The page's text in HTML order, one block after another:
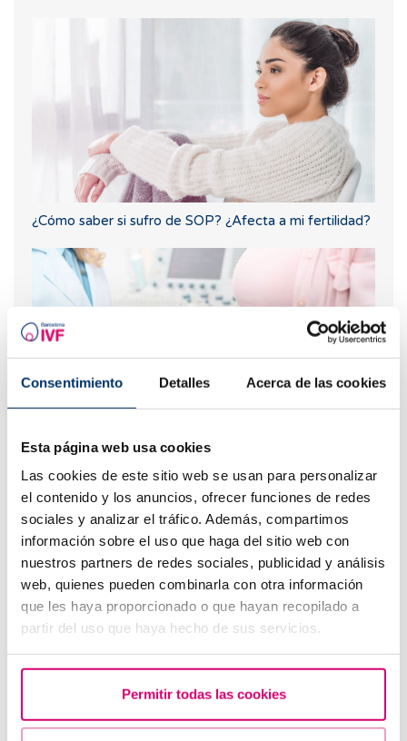
Consentimiento Detalles Acerca de las cookies
Esta página web usa cookies
Las cookies de este sitio web se usan para personalizar
el contenido y los anuncios, ofrecer funciones de redes
sociales y analizar el tráfico. Además, compartimos
información sobre el uso que haga del sitio web con
nuestros partners de redes sociales, publicidad y análisis
web, quienes pueden combinarla con otra información
que les haya proporcionado o que hayan recopilado a
partir del uso que haya hecho de sus servicios.
Permitir todas las cookies
¿Cómo saber si sufro de SOP? ¿Afecta a mi fertilidad?
Letrozol, la mejor alternativa para inducir la ovulación
en las mujeres con síndrome de ovario poliquístico.
Los más leídos